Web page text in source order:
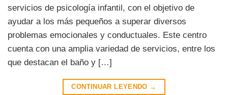
servicios de psicología infantil, con el objetivo de
ayudar a los más pequeños a superar diversos
problemas emocionales y conductuales. Este centro
cuenta con una amplia variedad de servicios, entre los
que destacan el baño y […]
CONTINUAR LEYENDO →